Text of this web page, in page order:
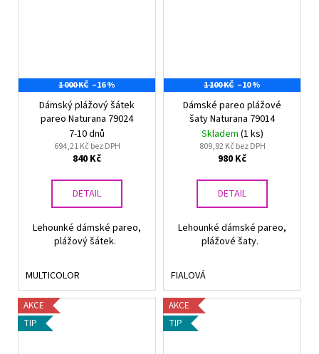
1 000 KČ –16 %
Dámský plážový šátek
pareo Naturana 79024
7-10 dnů
694,21 Kč bez DPH
840 Kč
DETAIL
Lehounké dámské pareo,
plážový šátek.
MULTICOLOR
1 100 KČ –10 %
Dámské pareo plážové
šaty Naturana 79014
Skladem (1 ks)
809,92 Kč bez DPH
980 Kč
DETAIL
Lehounké dámské pareo,
plážové šaty.
FIALOVÁ
AKCE
TIP
AKCE
TIP